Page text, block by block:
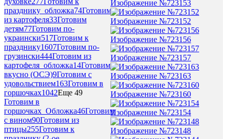
празднику_обложка74Готовим
из картофеля33Готовим
детям77Готовим по-
украински517Готовим к
празднику1607Готовим по-
грузински444Готовим из
картофеля_обложка14Готовим
вкусно (ОСЭ)9Готовим с
удовольствием163Готовим в
горшочках1042Еще 49
Готовим в
горшочках_Обложка46Готовим
с вином90Готовим из
птицы255Готовим к
Изображение №723153
Изображение №723152
Изображение №723156
Изображение №723157
Изображение №723163
Изображение №723160
Изображение №723154
Изображение №723148